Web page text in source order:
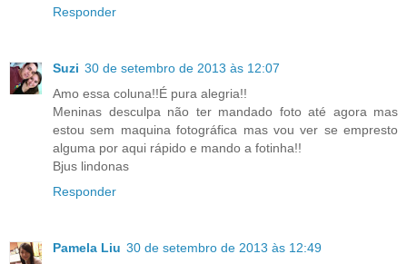
Responder
Suzi 30 de setembro de 2013 às 12:07
Amo essa coluna!!É pura alegria!!
Meninas desculpa não ter mandado foto até agora mas
estou sem maquina fotográfica mas vou ver se empresto
alguma por aqui rápido e mando a fotinha!!
Bjus lindonas
Responder
Pamela Liu 30 de setembro de 2013 às 12:49